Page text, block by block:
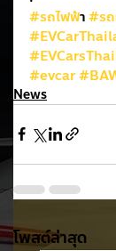
#รถไฟฟ้า #ร
#evcar
News
โพสต์ล่าสุด